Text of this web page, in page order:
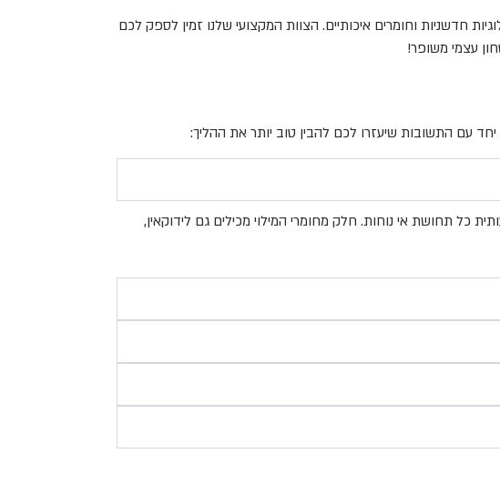
חדשניות וחומרים איכותיים. הצוות המקצועי שלנו זמין לספק לכם
עצמי משופר!
עם התשובות שיעזרו לכם להבין טוב יותר את ההליך:
תחושת אי נוחות. חלק מחומרי המילוי מכילים גם לידוקאין,